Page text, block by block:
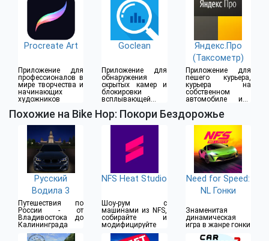
Procreate Art
Приложение для
профессионалов в
мире творчества и
начинающих
художников
Goclean
Приложение для
обнаружения
скрытых камер и
блокировки
всплывающей
Яндекс.Про
(Таксометр)
Приложение для
пешего курьера,
курьера на
собственном
автомобиле или
Похожие на Bike Hop: Покори Бездорожье
Русский
Водила 3
Путешествия по
России - от
Владивостока до
Калининграда
NFS Heat Studio
Шоу-рум с
машинами из NFS,
собирайте и
модифицируйте
Need for Speed:
NL Гонки
Знаменитая
динамическая
игра в жанре гонки